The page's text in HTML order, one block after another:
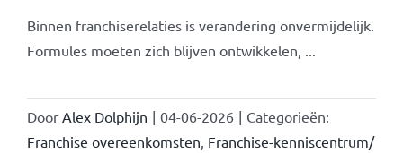
Binnen franchiserelaties is verandering onvermijdelijk.
Formules moeten zich blijven ontwikkelen, ...
Door Alex Dolphijn | 04-06-2026 | Categorieën:
Franchise overeenkomsten Franchise-kenniscentrum/